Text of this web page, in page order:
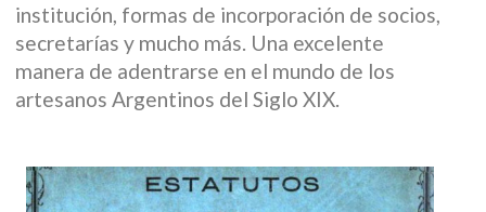
institución, formas de incorporación de socios,
secretarías y mucho más. Una excelente
manera de adentrarse en el mundo de los
artesanos Argentinos del Siglo XIX.